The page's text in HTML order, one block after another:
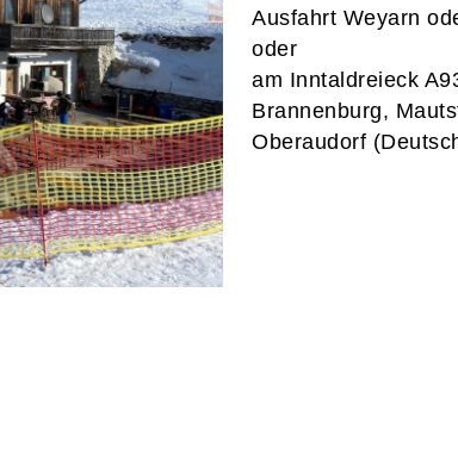
Ausfahrt Weyarn
oder
am Inntaldreieck
Brannenburg,
Oberaudorf